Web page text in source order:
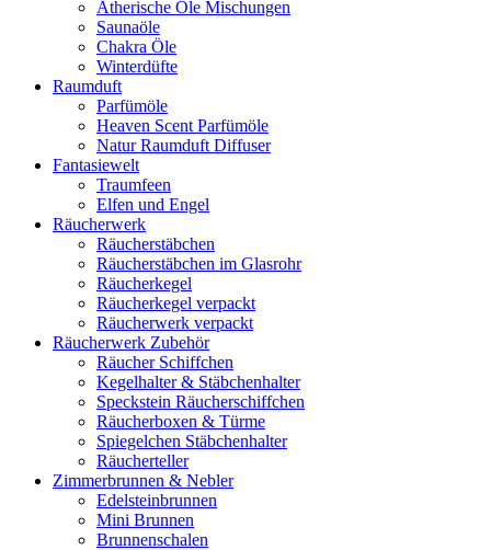
Ätherische Öle Mischungen
Saunaöle
Chakra Öle
Winterdüfte
Raumduft
Parfümöle
Heaven Scent Parfümöle
Natur Raumduft Diffuser
Fantasiewelt
Traumfeen
Elfen und Engel
Räucherwerk
Räucherstäbchen
Räucherstäbchen im Glasrohr
Räucherkegel
Räucherkegel verpackt
Räucherwerk verpackt
Räucherwerk Zubehör
Räucher Schiffchen
Kegelhalter & Stäbchenhalter
Speckstein Räucherschiffchen
Räucherboxen & Türme
Spiegelchen Stäbchenhalter
Räucherteller
Zimmerbrunnen & Nebler
Edelsteinbrunnen
Mini Brunnen
Brunnenschalen